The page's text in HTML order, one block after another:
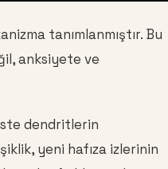
tanımlanmıştır. Bu
anksiyete ve
dendritlerin
yeni hafıza izlerinin